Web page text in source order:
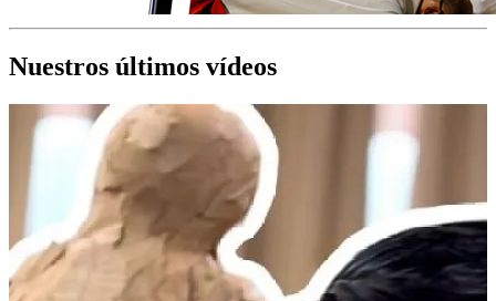
Nuestros últimos vídeos